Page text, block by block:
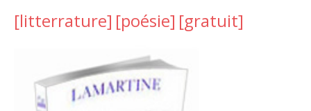
[litterrature] [poésie] [gratuit]